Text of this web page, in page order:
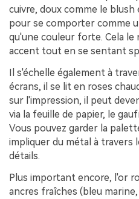
cuivre, doux comme le
pour se comporter comme
qu'une couleur forte. Cela le
accent tout en se sentant
Il s'échelle également à
écrans, il se lit en roses
sur l'impression, il peut
via la feuille de papier, le
Vous pouvez garder la
impliquer du métal à
détails.
Plus important encore, l'or
ancres fraîches (bleu